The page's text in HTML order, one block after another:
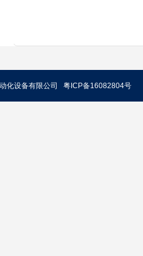
化设备有限公司 粤ICP备16082804号